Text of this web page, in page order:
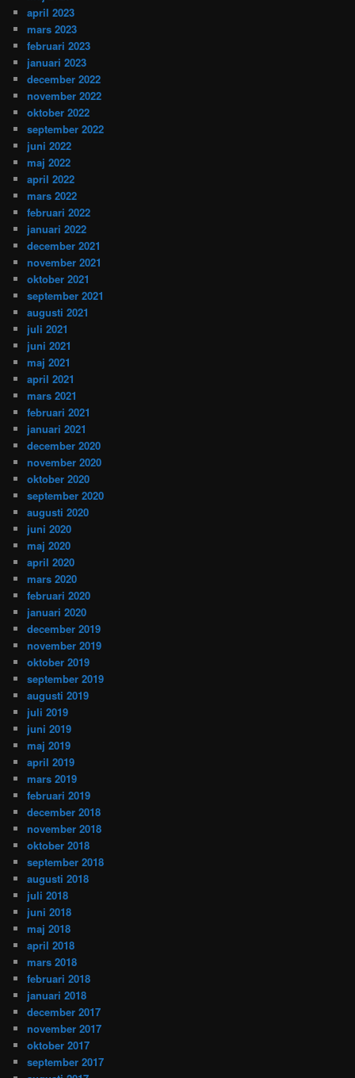
april 2023
mars 2023
februari 2023
januari 2023
december 2022
november 2022
oktober 2022
september 2022
juni 2022
maj 2022
april 2022
mars 2022
februari 2022
januari 2022
december 2021
november 2021
oktober 2021
september 2021
augusti 2021
juli 2021
juni 2021
maj 2021
april 2021
mars 2021
februari 2021
januari 2021
december 2020
november 2020
oktober 2020
september 2020
augusti 2020
juni 2020
maj 2020
april 2020
mars 2020
februari 2020
januari 2020
december 2019
november 2019
oktober 2019
september 2019
augusti 2019
juli 2019
juni 2019
maj 2019
april 2019
mars 2019
februari 2019
december 2018
november 2018
oktober 2018
september 2018
augusti 2018
juli 2018
juni 2018
maj 2018
april 2018
mars 2018
februari 2018
januari 2018
december 2017
november 2017
oktober 2017
september 2017